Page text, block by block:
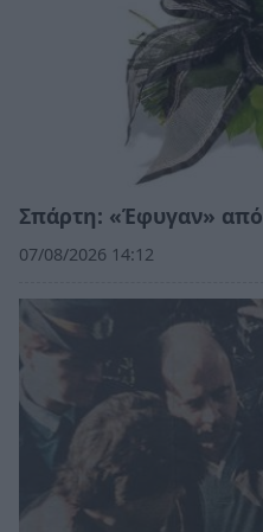
Σπάρτη: «Έφυγαν»
07/08/2026 14:12